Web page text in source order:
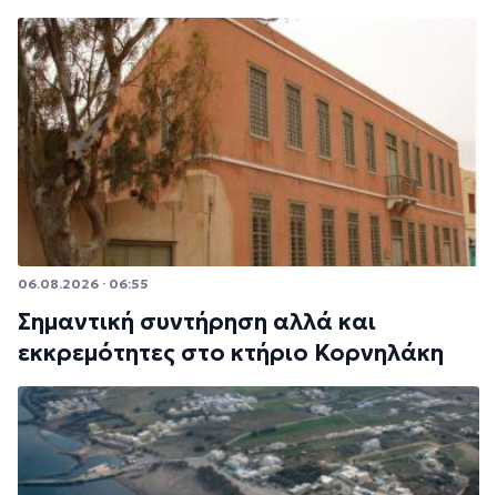
06.08.2026 · 06:55
Σημαντική συντήρηση αλλά και
εκκρεμότητες στο κτήριο Κορνηλάκη